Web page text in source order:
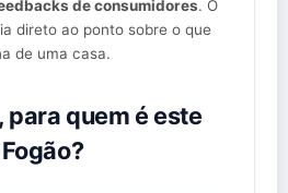
de consumidores. O
direto ao ponto sobre o que
de uma casa.
para quem é este
Fogão?